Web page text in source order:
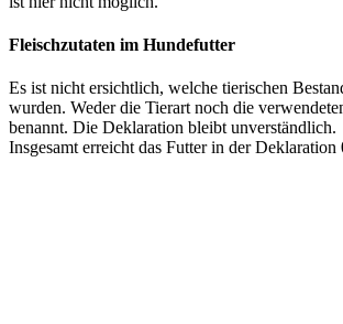
Fleischzutaten im Hundefutter
Es ist nicht ersichtlich, welche tierischen
wurden. Weder die Tierart noch die
benannt. Die Deklaration bleibt unverständlich.
Insgesamt erreicht das Futter in der Deklaration